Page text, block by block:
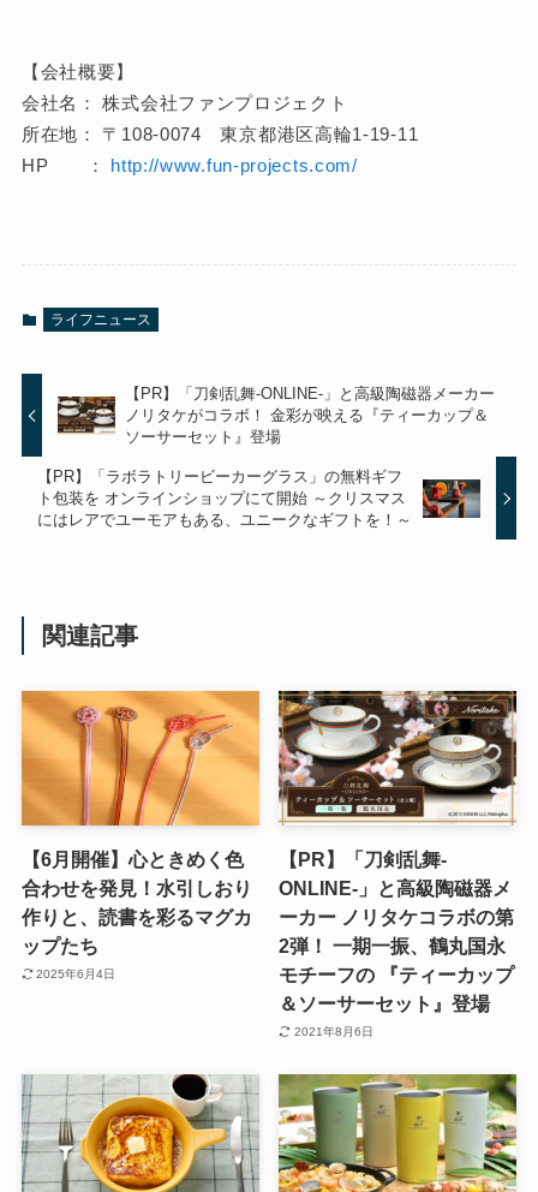
【会社概要】
会社名： 株式会社ファンプロジェクト
所在地： 〒108-0074 東京都港区高輪1-19-11
HP ： http://www.fun-projects.com/
ライフニュース
【PR】「刀剣乱舞-ONLINE-」と高級陶磁器メーカー
ノリタケがコラボ！ 金彩が映える『ティーカップ＆
ソーサーセット』登場
【PR】「ラボラトリービーカーグラス」の無料ギフ
ト包装を オンラインショップにて開始 ～クリスマス
にはレアでユーモアもある、ユニークなギフトを！～
関連記事
【6月開催】心ときめく色
合わせを発見！水引しおり
作りと、読書を彩るマグカ
ップたち
2025年6月4日
【PR】「刀剣乱舞-
ONLINE-」と高級陶磁器メ
ーカー ノリタケコラボの第
2弾！ 一期一振、鶴丸国永
モチーフの 『ティーカップ
＆ソーサーセット』登場
2021年8月6日